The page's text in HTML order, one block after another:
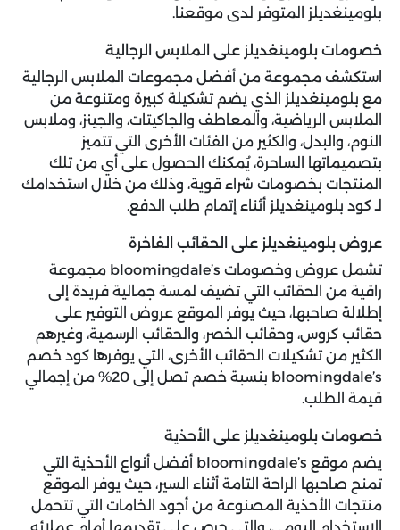
بلومينغديلز المتوفر لدى موقعنا.
خصومات بلومينغديلز على الملابس الرجالية
استكشف مجموعة من أفضل مجموعات الملابس الرجالية
مع بلومينغديلز الذي يضم تشكيلة كبيرة ومتنوعة من
الملابس الرياضية، والمعاطف والجاكيتات، والجينز، وملابس
النوم، والبدل، والكثير من الفئات الأخرى التي تتميز
بتصميماتها الساحرة، يُمكنك الحصول على أي من تلك
المنتجات بخصومات شراء قوية، وذلك من خلال استخدامك
لـ كود بلومينغديلز أثناء إتمام طلب الدفع.
عروض بلومينغديلز على الحقائب الفاخرة
تشمل عروض وخصومات bloomingdale’s مجموعة
راقية من الحقائب التي تضيف لمسة جمالية فريدة إلى
إطلالة صاحبها، حيث يوفر الموقع عروض التوفير على
حقائب كروس، وحقائب الخصر، والحقائب الرسمية، وغيرهم
الكثير من تشكيلات الحقائب الأخرى، التي يوفرها كود خصم
bloomingdale’s بنسبة خصم تصل إلى 20% من إجمالي
قيمة الطلب.
خصومات بلومينغديلز على الأحذية
يضم موقع bloomingdale’s أفضل أنواع الأحذية التي
تمنح صاحبها الراحة التامة أثناء السير، حيث يوفر الموقع
منتجات الأحذية المصنوعة من أجود الخامات التي تتحمل